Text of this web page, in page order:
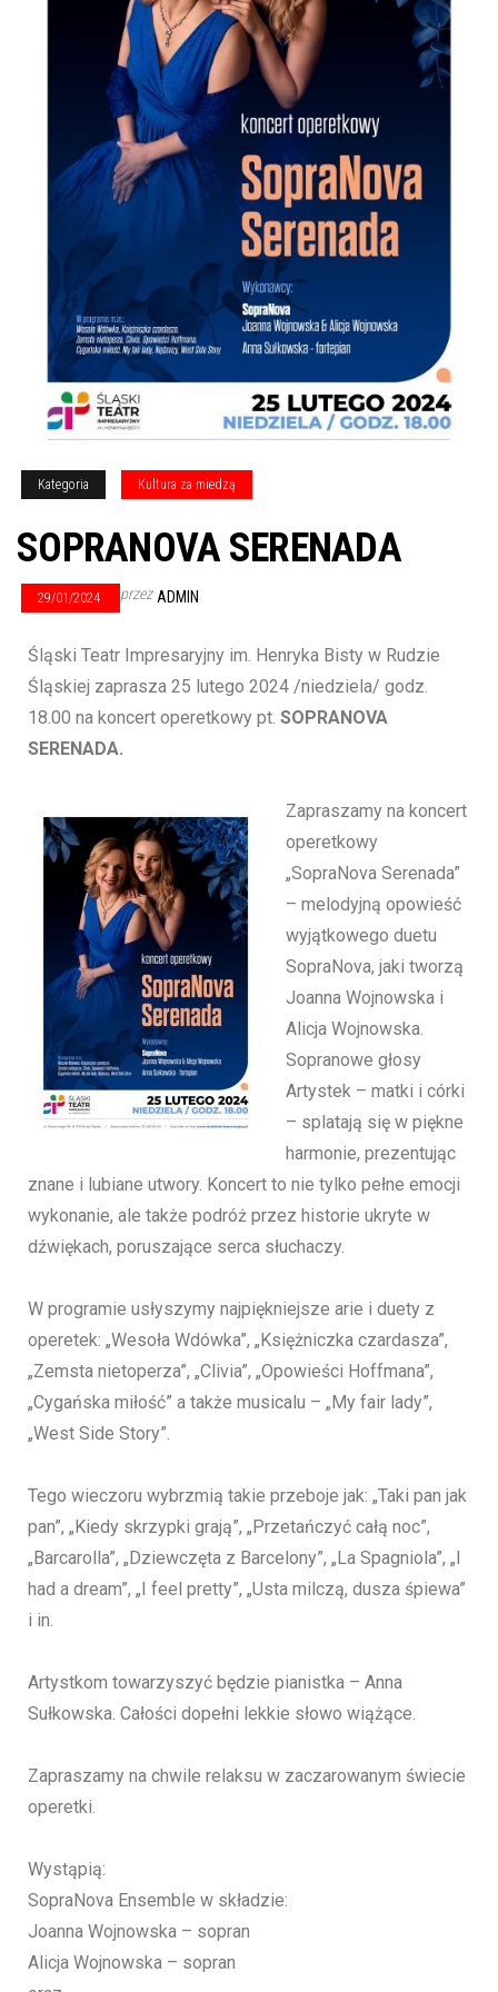
Kategoria Kultura za miedzą
SOPRANOVA SERENADA
29/01/2024 przez ADMIN
Śląski Teatr Impresaryjny im. Henryka Bisty w Rudzie
Śląskiej zaprasza 25 lutego 2024 /niedziela/ godz.
18.00 na koncert operetkowy pt. SOPRANOVA
SERENADA.
Zapraszamy na koncert
operetkowy
„SopraNova Serenada”
– melodyjną opowieść
wyjątkowego duetu
SopraNova, jaki tworzą
Joanna Wojnowska i
Alicja Wojnowska.
Sopranowe głosy
Artystek – matki i córki
– splatają się w piękne
harmonie, prezentując
znane i lubiane utwory. Koncert to nie tylko pełne emocji
wykonanie, ale także podróż przez historie ukryte w
dźwiękach, poruszające serca słuchaczy.
W programie usłyszymy najpiękniejsze arie i duety z
operetek: „Wesoła Wdówka”, „Księżniczka czardasza”,
„Zemsta nietoperza”, „Clivia”, „Opowieści Hoffmana”,
„Cygańska miłość” a także musicalu – „My fair lady”,
„West Side Story”.
Tego wieczoru wybrzmią takie przeboje jak: „Taki pan jak
pan”, „Kiedy skrzypki grają”, „Przetańczyć całą noc”,
„Barcarolla”, „Dziewczęta z Barcelony”, „La Spagniola”, „I
had a dream”, „I feel pretty”, „Usta milczą, dusza śpiewa”
i in.
Artystkom towarzyszyć będzie pianistka – Anna
Sułkowska. Całości dopełni lekkie słowo wiążące.
Zapraszamy na chwile relaksu w zaczarowanym świecie
operetki.
Wystąpią:
SopraNova Ensemble w składzie:
Joanna Wojnowska – sopran
Alicja Wojnowska – sopran